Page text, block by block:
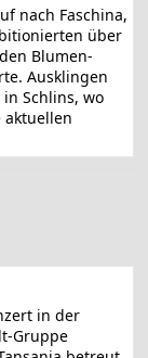
nach Faschina,
über
Blumen-
Ausklingen
Schlins, wo
aktuellen
in der
Gruppe